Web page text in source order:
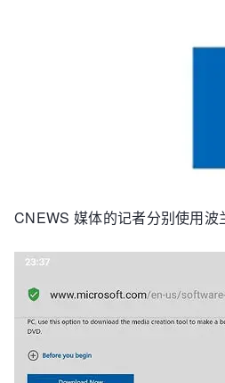
CNEWS 媒体的记者分别使用